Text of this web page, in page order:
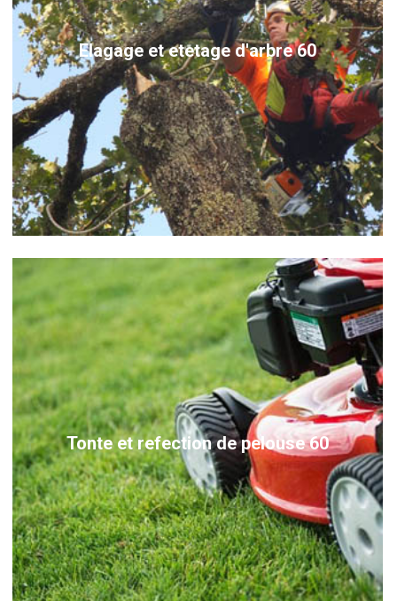
Elagage et etetage d'arbre 60
Tonte et refection de pelouse 60